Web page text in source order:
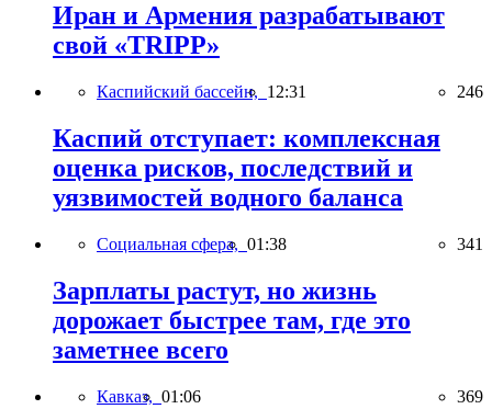
Иран и Армения разрабатывают
свой «TRIPP»
Каспийский бассейн, 12:31 246
Каспий отступает: комплексная
оценка рисков, последствий и
уязвимостей водного баланса
Социальная сфера, 01:38 341
Зарплаты растут, но жизнь
дорожает быстрее там, где это
заметнее всего
Кавказ, 01:06 369